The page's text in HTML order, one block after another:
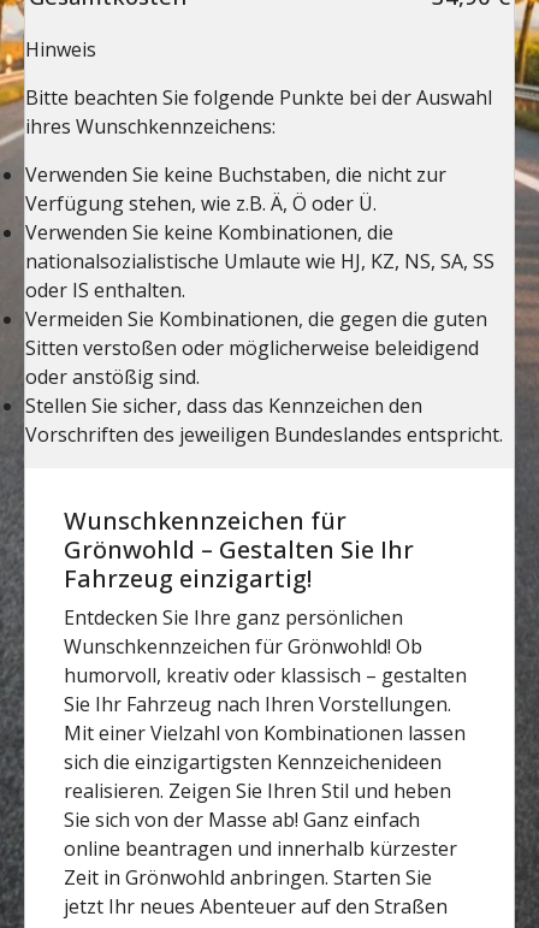
Wunschkennzeichen für
Grönwohld – Gestalten Sie Ihr
Fahrzeug einzigartig!
Entdecken Sie Ihre ganz persönlichen
Wunschkennzeichen für Grönwohld! Ob
humorvoll, kreativ oder klassisch – gestalten
Sie Ihr Fahrzeug nach Ihren Vorstellungen.
Mit einer Vielzahl von Kombinationen lassen
sich die einzigartigsten Kennzeichenideen
realisieren. Zeigen Sie Ihren Stil und heben
Sie sich von der Masse ab! Ganz einfach
online beantragen und innerhalb kürzester
Zeit in Grönwohld anbringen. Starten Sie
jetzt Ihr neues Abenteuer auf den Straßen